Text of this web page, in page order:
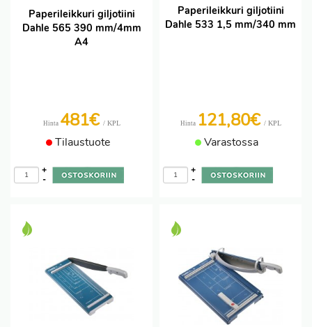
Paperileikkuri giljotiini
Dahle 565 390 mm/4mm
A4
Hinta 481€ / KPL
Tilaustuote
-
+
Paperileikkuri giljotiini
Dahle 533 1,5 mm/340 mm
Hinta 121,80€ / KPL
Varastossa
-
+